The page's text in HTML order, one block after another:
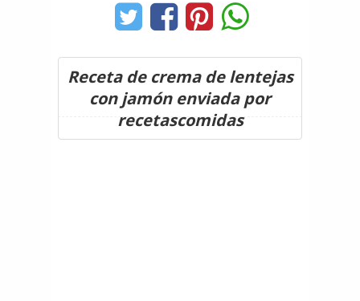
Receta de crema de lentejas
con jamón enviada por
recetascomidas